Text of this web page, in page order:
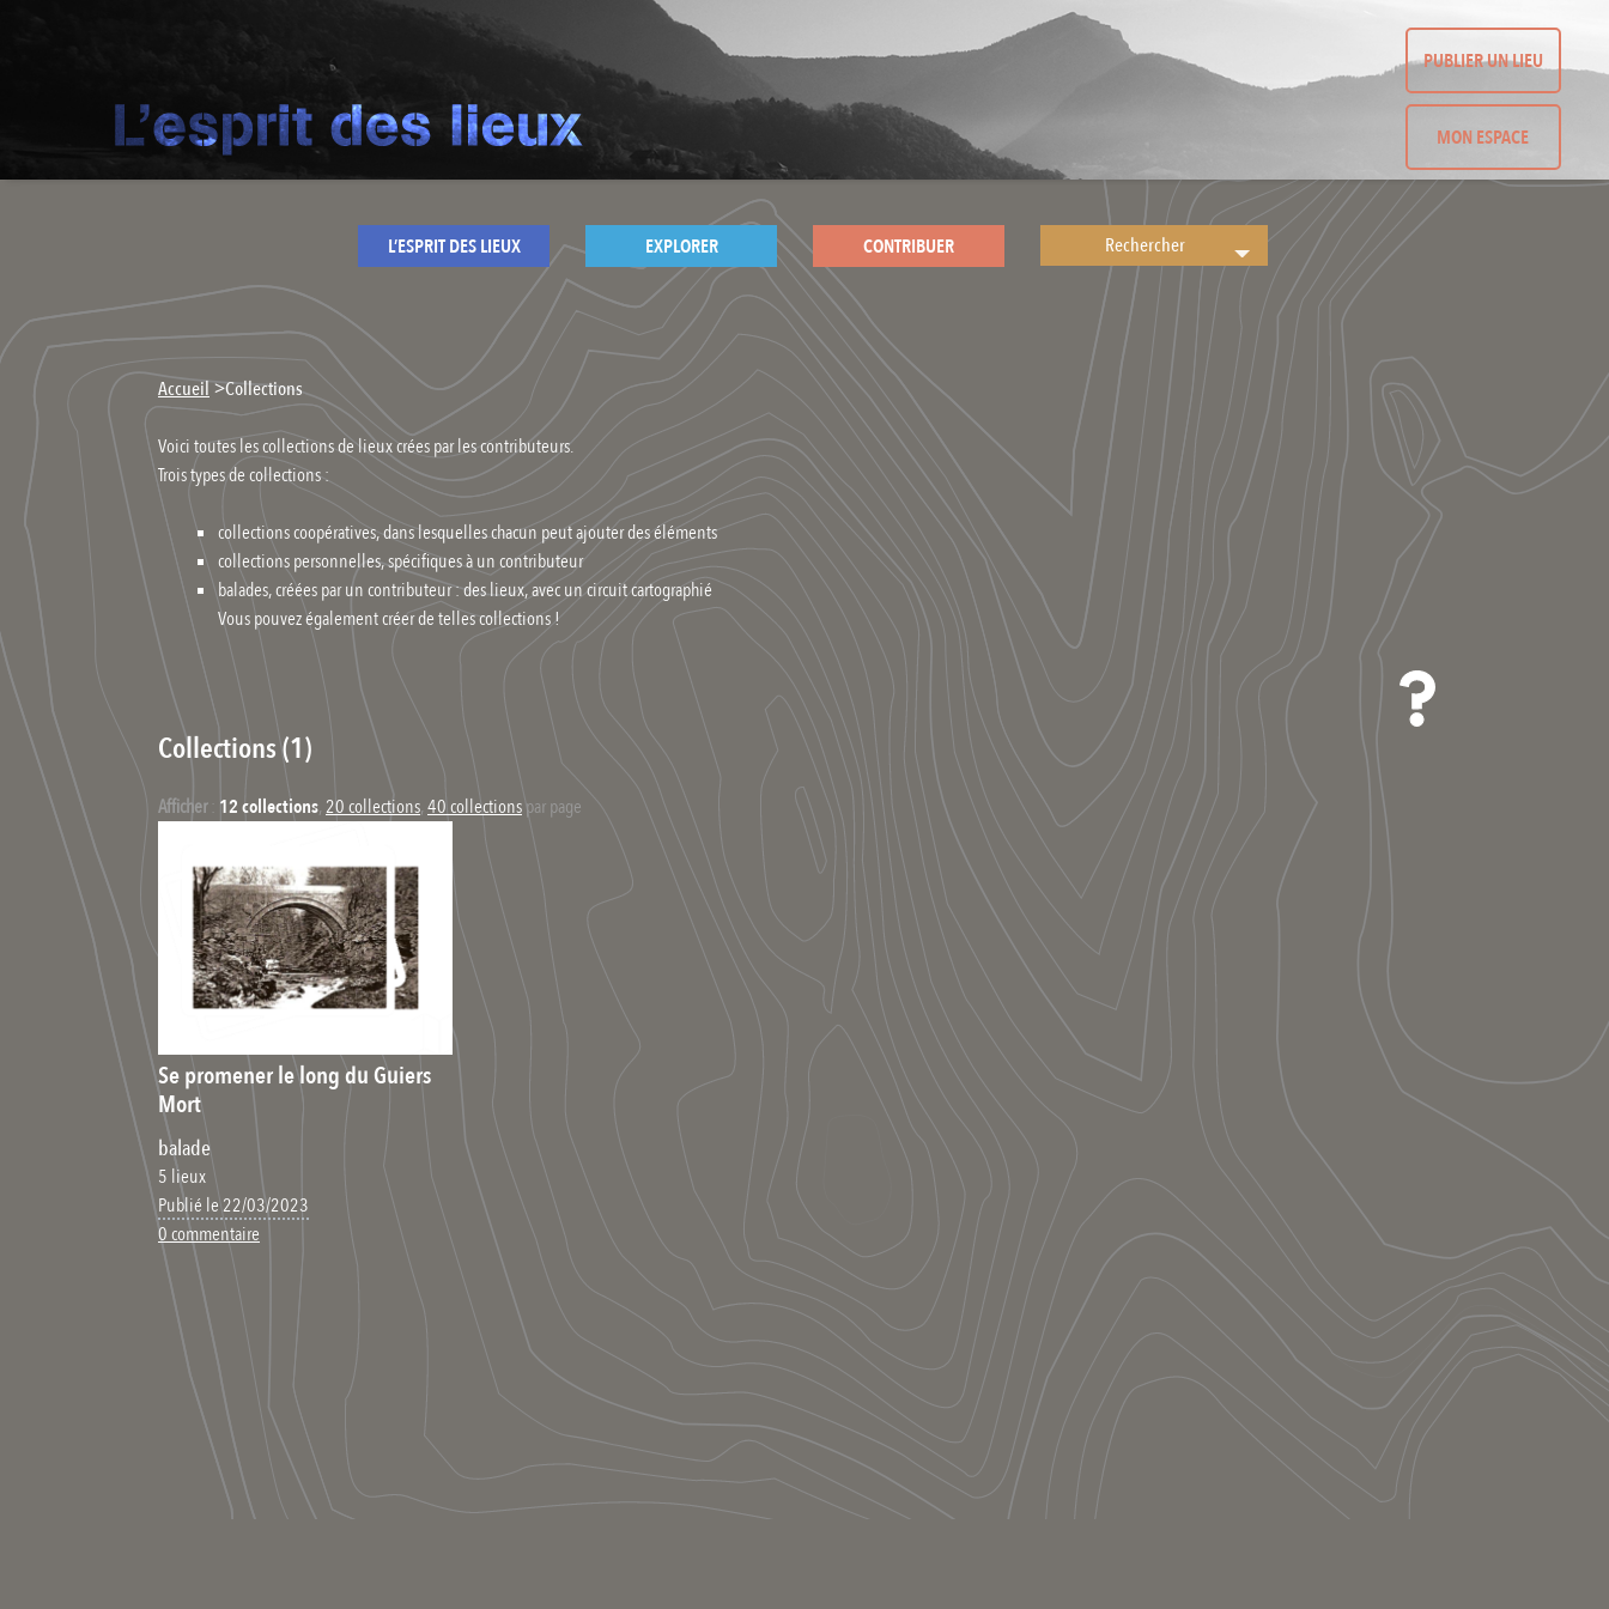
PUBLIER UN LIEU
MON ESPACE
L’ESPRIT DES LIEUX EXPLORER CONTRIBUER
Accueil>Collections
Voici toutes les collections de lieux crées par les contributeurs.
Trois types de collections :
collections coopératives, dans lesquelles chacun peut ajouter des éléments
collections personnelles, spécifiques à un contributeur
balades, créées par un contributeur : des lieux, avec un circuit cartographié
Vous pouvez également créer de telles collections !
Collections (1)
Afficher: 12 collections,20 collections,40 collectionspar page
Se promener le long du Guiers
Mort
balade
5 lieux
Publié le 22/03/2023
0 commentaire